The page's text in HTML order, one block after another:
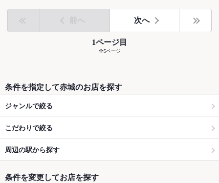
前へ 次へ
1ページ目
全5ページ
条件を指定して赤城のお店を探す
ジャンルで絞る
こだわりで絞る
周辺の駅から探す
条件を変更してお店を探す